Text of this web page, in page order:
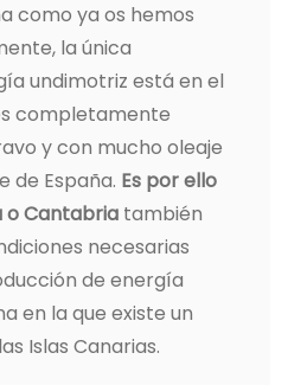
como ya os hemos
la única
undimotriz está en el
completamente
y con mucho oleaje
de España. Es por ello
o Cantabria también
necesarias
de energía
en la que existe un
Islas Canarias.